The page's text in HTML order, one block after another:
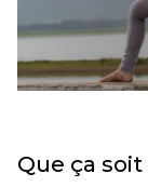
Que ça